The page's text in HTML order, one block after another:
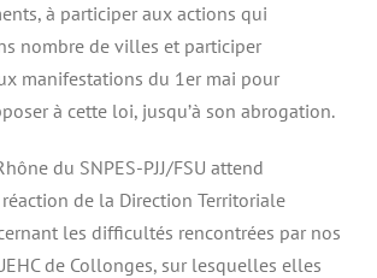
à participer aux actions qui
nombre de villes et participer
manifestations du 1er mai pour
à cette loi, jusqu’à son abrogation.
du SNPES-PJJ/FSU attend
de la Direction Territoriale
les difficultés rencontrées par nos
de Collonges, sur lesquelles elles